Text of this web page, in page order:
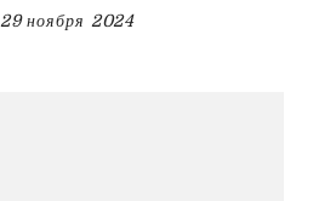
29 ноября 2024